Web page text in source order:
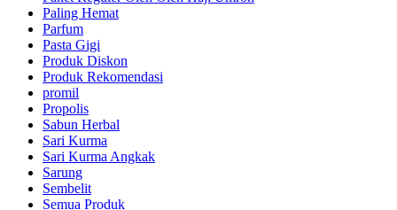
Paling Hemat
Parfum
Pasta Gigi
Produk Diskon
Produk Rekomendasi
promil
Propolis
Sabun Herbal
Sari Kurma
Sari Kurma Angkak
Sarung
Sembelit
Semua Produk